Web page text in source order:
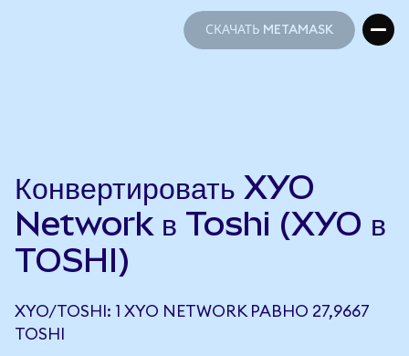
СКАЧАТЬ METAMASK
Конвертировать XYO
Network в Toshi (XYO в
TOSHI)
XYO/TOSHI: 1 XYO NETWORK РАВНО 27,9667
TOSHI